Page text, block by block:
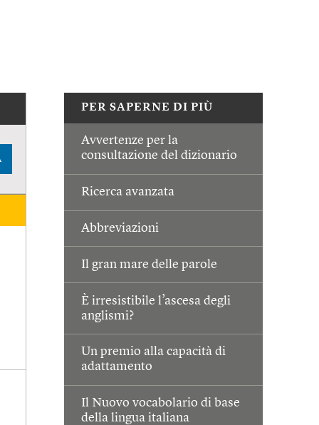
PER SAPERNE DI PIÙ
Avvertenze per la
consultazione del dizionario
Ricerca avanzata
Abbreviazioni
Il gran mare delle parole
È irresistibile l’ascesa degli
anglismi?
Un premio alla capacità di
adattamento
Il Nuovo vocabolario di base
della lingua italiana